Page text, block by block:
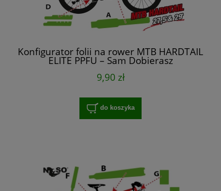
Konfigurator folii na rower MTB HARDTAIL
ELITE PPFU – Sam Dobierasz
9,90 zł
do koszyka